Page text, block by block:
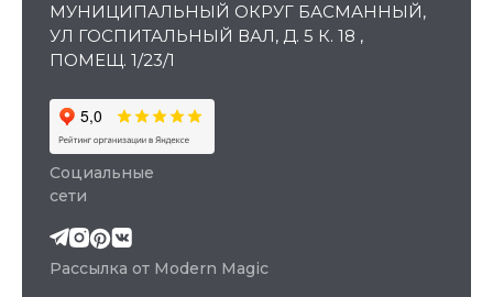
МУНИЦИПАЛЬНЫЙ ОКРУГ БАСМАННЫЙ,
УЛ ГОСПИТАЛЬНЫЙ ВАЛ, Д. 5 К. 18 ,
ПОМЕЩ. 1/23/1
Социальные
сети
Рассылка от Modern Magic